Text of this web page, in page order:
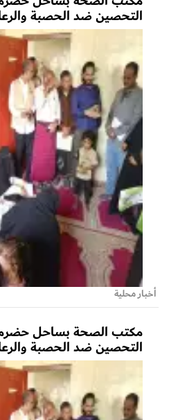
التحصين ضد الحصبة
أخبار محلية
مكتب الصحة بساحل
التحصين ضد الحصبة